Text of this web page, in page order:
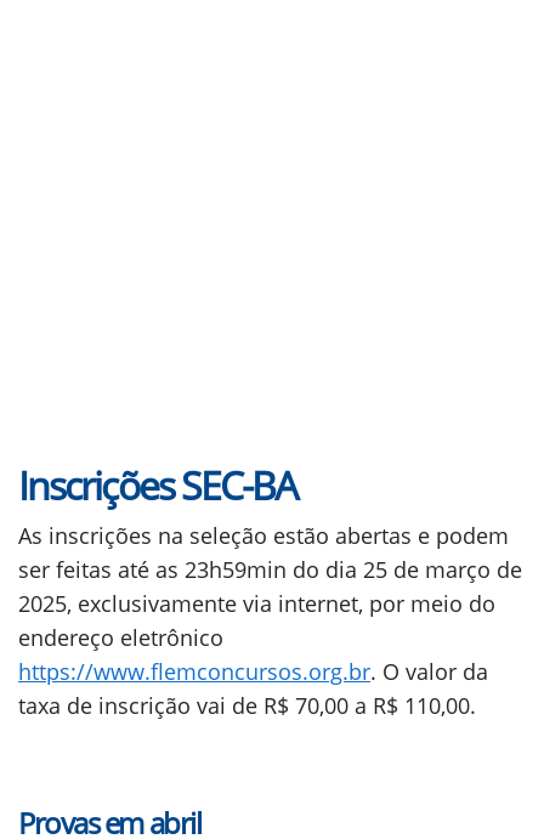
Inscrições SEC-BA
As inscrições na seleção estão abertas e podem
ser feitas até as 23h59min do dia 25 de março de
2025, exclusivamente via internet, por meio do
endereço eletrônico
https://www.flemconcursos.org.br. O valor da
taxa de inscrição vai de R$ 70,00 a R$ 110,00.
Provas em abril